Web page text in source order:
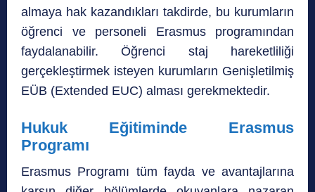
almaya hak kazandıkları takdirde, bu kurumların
öğrenci ve personeli Erasmus programından
faydalanabilir. Öğrenci staj hareketliliği
gerçekleştirmek isteyen kurumların Genişletilmiş
EÜB (Extended EUC) alması gerekmektedir.
Hukuk Eğitiminde Erasmus
Programı
Erasmus Programı tüm fayda ve avantajlarına